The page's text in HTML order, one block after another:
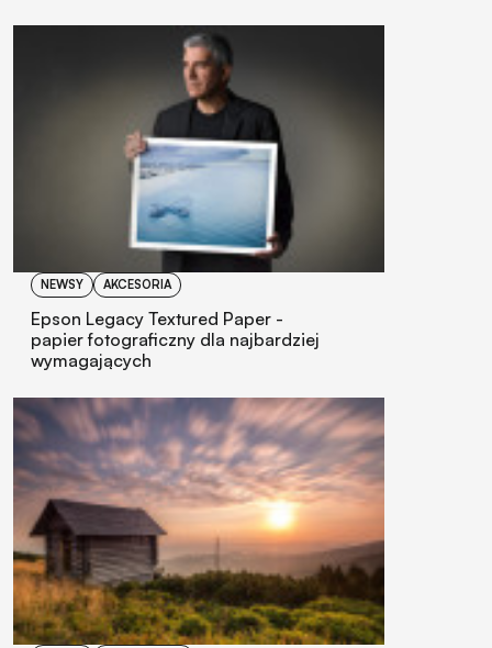
NEWSY AKCESORIA
Epson Legacy Textured Paper -
papier fotograficzny dla najbardziej
wymagających